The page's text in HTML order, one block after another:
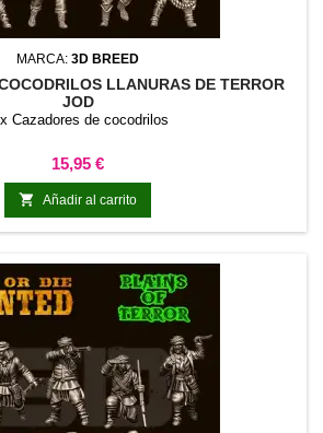
MARCA: 3D BREED
LLANURAS DE TERROR
JOD
Cazadores de cocodrilos
Precio
15,95 €
 Añadir al carrito